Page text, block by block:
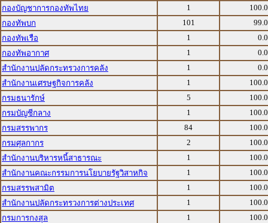
กองบัญชาการกองทัพไทย
1
กองทัพบก
101
กองทัพเรือ
1
กองทัพอากาศ
1
สำนักงานปลัดกระทรวงการคลัง
1
สำนักงานเศรษฐกิจการคลัง
1
กรมธนารักษ์
5
กรมบัญชีกลาง
1
กรมสรรพากร
84
กรมศุลกากร
2
สำนักงานบริหารหนี้สาธารณะ
1
สำนักงานคณะกรรมการนโยบายรัฐวิสาหกิจ
1
กรมสรรพสามิต
1
สำนักงานปลัดกระทรวงการต่างประเทศ
1
กรมการกงสุล
1